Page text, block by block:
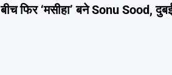
फिर ‘मसीहा’ बने Sonu Sood,